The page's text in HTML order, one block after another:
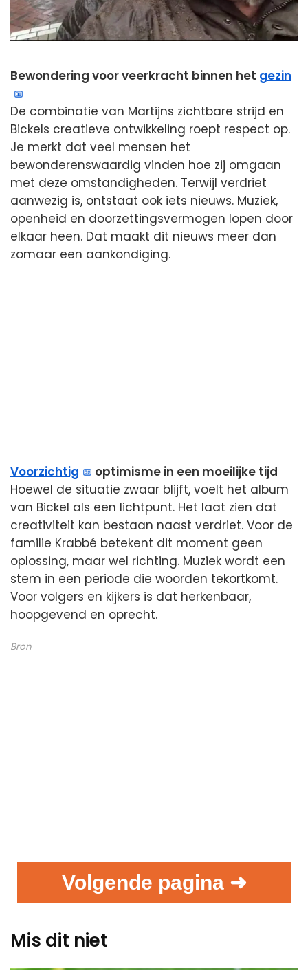
Bewondering voor veerkracht binnen het gezin
De combinatie van Martijns zichtbare strijd en
Bickels creatieve ontwikkeling roept respect op.
Je merkt dat veel mensen het
bewonderenswaardig vinden hoe zij omgaan
met deze omstandigheden. Terwijl verdriet
aanwezig is, ontstaat ook iets nieuws. Muziek,
openheid en doorzettingsvermogen lopen door
elkaar heen. Dat maakt dit nieuws meer dan
zomaar een aankondiging.
Voorzichtig
optimisme in een moeilijke tijd
Hoewel de situatie zwaar blijft, voelt het album
van Bickel als een lichtpunt. Het laat zien dat
creativiteit kan bestaan naast verdriet. Voor de
familie Krabbé betekent dit moment geen
oplossing, maar wel richting. Muziek wordt een
stem in een periode die woorden tekortkomt.
Voor volgers en kijkers is dat herkenbaar,
hoopgevend en oprecht.
Bron
Volgende pagina ➜
Mis dit niet